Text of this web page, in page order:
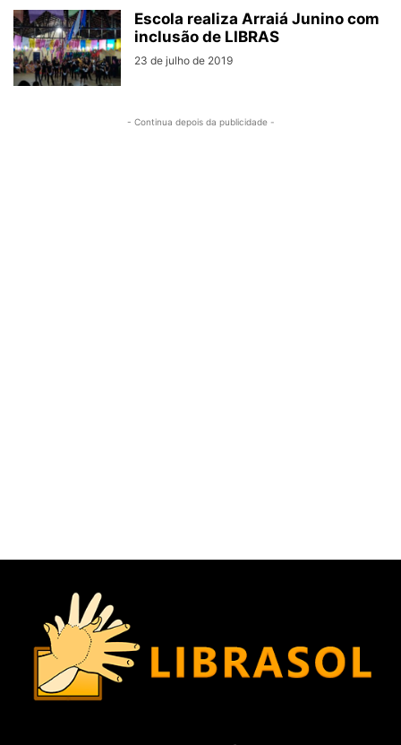
Escola realiza Arraiá Junino com
inclusão de LIBRAS
23 de julho de 2019
- Continua depois da publicidade -